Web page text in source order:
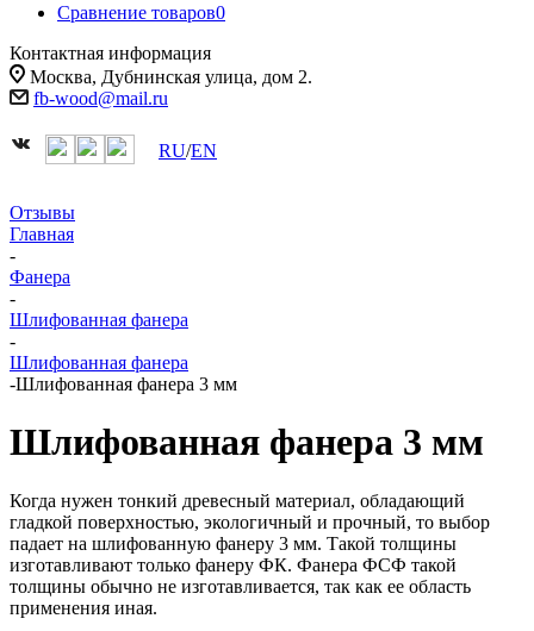
Сравнение товаров0
Контактная информация
Москва, Дубнинская улица, дом 2.
fb-wood@mail.ru
RU/EN
Отзывы
Главная
-
Фанера
-
Шлифованная фанера
-
Шлифованная фанера
-Шлифованная фанера 3 мм
Шлифованная фанера 3 мм
Когда нужен тонкий древесный материал, обладающий
гладкой поверхностью, экологичный и прочный, то выбор
падает на шлифованную фанеру 3 мм. Такой толщины
изготавливают только фанеру ФК. Фанера ФСФ такой
толщины обычно не изготавливается, так как ее область
применения иная.